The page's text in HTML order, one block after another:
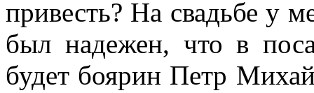
привесть? На свадьбе у
был надежен, что в
будет боярин Петр